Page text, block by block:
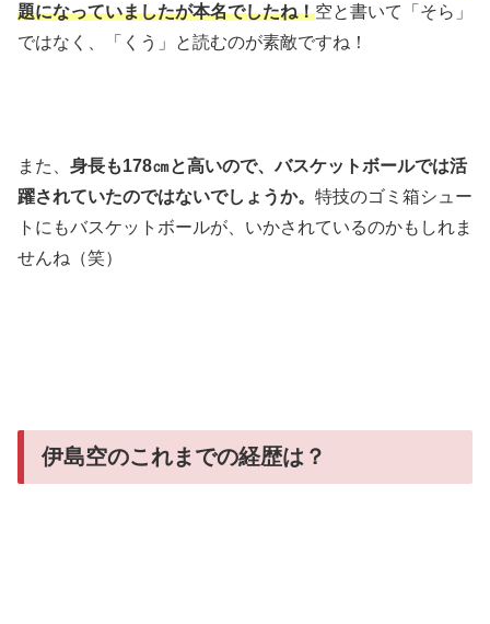
題になっていましたが本名でしたね！空と書いて「そら」
ではなく、「くう」と読むのが素敵ですね！
また、 身長も178㎝と高いので、バスケットボールでは活
躍されていたのではないでしょうか。 特技のゴミ箱シュー
トにもバスケットボールが、いかされているのかもしれま
せんね（笑）
伊島空のこれまでの経歴は？